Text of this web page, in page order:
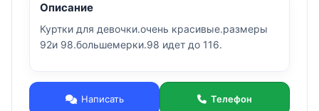
Описание
Куртки для девочки.очень красивые.размеры
92и 98.большемерки.98 идет до 116.
Написать Телефон